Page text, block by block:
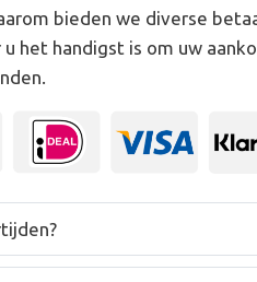
bieden we diverse
het handigst is om uw